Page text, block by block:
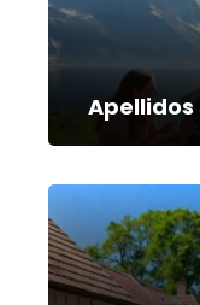
Apellidos